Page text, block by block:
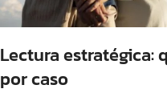
Lectura estratégica:
por caso